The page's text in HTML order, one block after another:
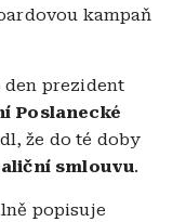
kampaň
den prezident
Poslanecké
že do té doby
smlouvu.
popisuje